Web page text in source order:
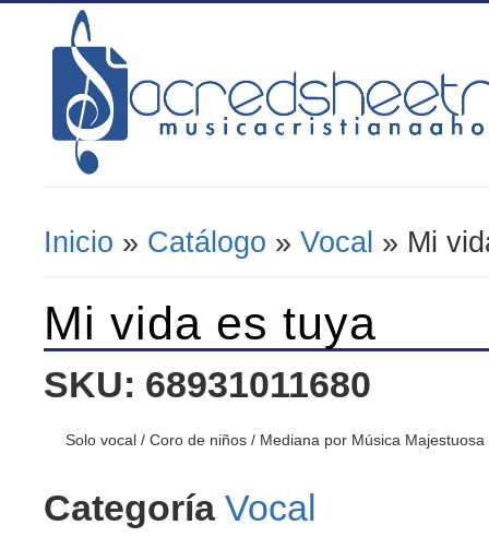
Se Encuentra Usted Aquí
Inicio » Catálogo » Vocal » Mi
Mi vida es tuya
SKU: 68931011680
Solo vocal / Coro de niños / Mediana por Música Majestuosa
Categoría Vocal